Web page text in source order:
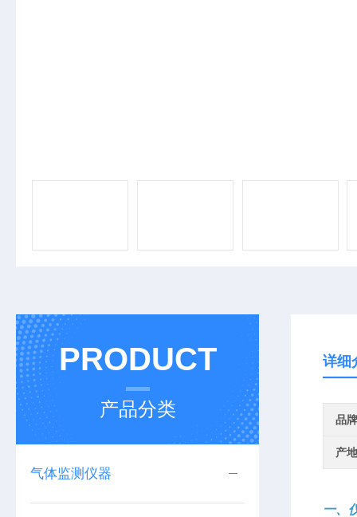
PRODUCT
产品分类
气体监测仪器
详细
品牌
产
一、